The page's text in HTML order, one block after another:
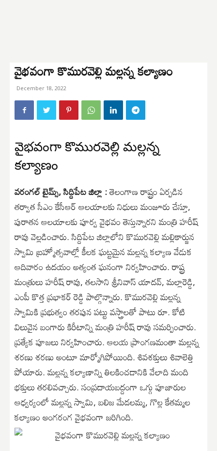
వైభవంగా కొమురవెల్లి మల్లన్న కల్యాణం
December 18, 2022
వైభవంగా కొమురవెల్లి మల్లన్న
కల్యాణం
వరంగల్ టైమ్స్, సిద్దిపేట జిల్లా :తెలంగాణ రాష్ట్రం ఏర్పడిన
తర్వాత సీఎం కేసీఆర్ ఆలయాలకు నిధులు మంజూరు చేస్తూ,
పురాతన ఆలయాలకు పూర్వ వైభవం తెస్తున్నారని మంత్రి హరీష్
రావు వెల్లడించారు. సిద్దిపేట జిల్లాలోని కొమురవెల్లి మల్లికార్జున
స్వామి బ్రహ్మోత్సవాల్లో కీలక ఘట్టమైన మల్లన్న కల్యాణ వేడుక
ఆదివారం ఉదయం అత్యంత ఘనంగా నిర్వహించారు. రాష్ట్ర
మంత్రులు హరీష్ రావు, తలసాని శ్రీనివాస్ యాదవ్, మల్లారెడ్డి,
ఎంపీ కొత్త ప్రభాకర్ రెడ్డి పాల్గొన్నారు. కొమురవెల్లి మల్లన్న
స్వామికి ప్రభుత్వం తరపున పట్టు వస్త్రాలతో పాటు రూ. కోటి
విలువైన బంగారు కిరీటాన్ని మంత్రి హరీష్ రావు సమర్పించారు.
ప్రత్యేక పూజలు నిర్వహించారు. ఆలయ ప్రాంగణమంతా మల్లన్న
శరణు శరణు అంటూ మార్మోగిపోయింది. శివశక్తులు శివాలెత్తి
పోయారు. మల్లన్న కల్యాణాన్ని తిలకించడానికి వేలాది మంది
భక్తులు తరలివచ్చారు. సంప్రదాయబద్దంగా ఒగ్గు పూజారుల
ఆధ్వర్యంలో మల్లన్న స్వామి, బలిజ మేడలమ్మ, గొల్ల కేతమ్మల
కల్యాణం అంగరంగ వైభవంగా జరిగింది.